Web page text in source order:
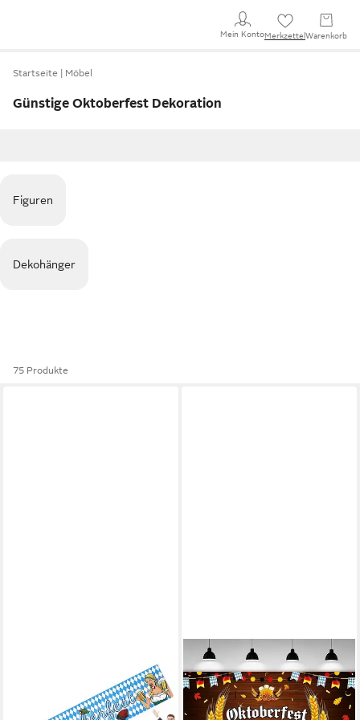
Mein KontoMerkzettel Warenkorb
Startseite Möbel
Günstige Oktoberfest Dekoration
Figuren
Dekohänger
75 Produkte
Hängedekoration Banner XXL
Wimpel - Wiesn Deko
Dekoration (Set, 1 St., 1x
FELIXLEO
Hängedekoration 2 Stück
Oktoberfest Banner
180x110cm Bayern Party